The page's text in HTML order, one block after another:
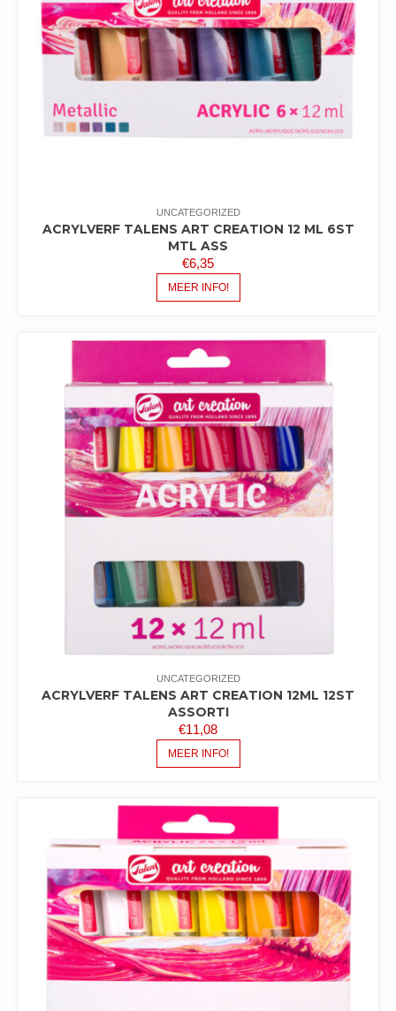
UNCATEGORIZED
ACRYLVERF TALENS ART CREATION 12 ML 6ST
MTL ASS
€6,35
MEER INFO!
UNCATEGORIZED
ACRYLVERF TALENS ART CREATION 12ML 12ST
ASSORTI
€11,08
MEER INFO!